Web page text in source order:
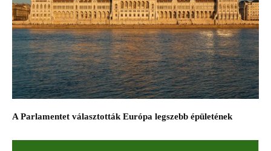
A Parlamentet választották Európa legszebb épületének